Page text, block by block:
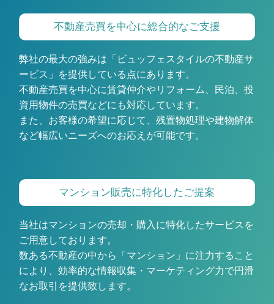
不動産売買を中心に総合的なご支援
弊社の最大の強みは「ビュッフェスタイルの不動産サ
ービス」を提供している点にあります。
不動産売買を中心に賃貸仲介やリフォーム、民泊、投
資用物件の売買などにも対応しています。
また、お客様の希望に応じて、残置物処理や建物解体
など幅広いニーズへのお応えが可能です。
マンション販売に特化したご提案
当社はマンションの売却・購入に特化したサービスを
ご用意しております。
数ある不動産の中から「マンション」に注力すること
により、効率的な情報収集・マーケティング力で円滑
なお取引を提供致します。